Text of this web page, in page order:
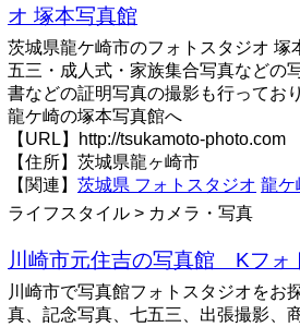
オ 塚本写真館
茨城県龍ケ崎市のフォトスタジオ 塚
五三・成人式・家族集合写真などの
書などの証明写真の撮影も行ってお
龍ケ崎の塚本写真館へ
【URL】http://tsukamoto-photo.com
【住所】茨城県龍ヶ崎市
【関連】 茨城県 フォトスタジオ 龍ケ
ライフスタイル > カメラ・写真
川崎市元住吉の写真館 Kフォ
川崎市で写真館フォトスタジオをお
真、記念写真、七五三、出張撮影、